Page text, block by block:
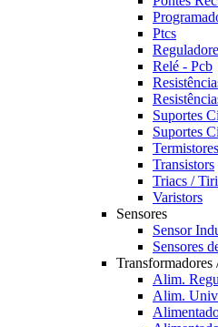
Ptcs
Relé - Pcb
Suportes Ci
Suportes
Termistores
Transistors
Triacs /
Varistors
Sensores
Sensor
Sensores
Transformadores
Alim.
Alim.